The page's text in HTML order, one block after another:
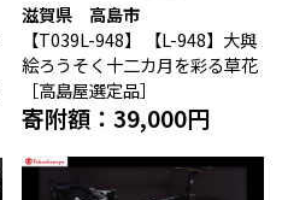
滋賀県 高島市
【T039L-948】
【L-948】大與
絵ろうそく十二カ月を彩る草花
［高島屋選定品］
寄附額：39,000円